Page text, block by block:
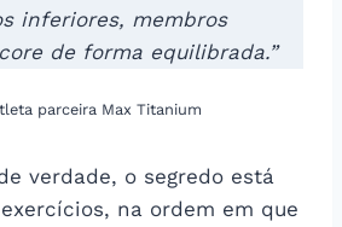
inferiores, membros
de forma equilibrada.”
parceira Max Titanium
verdade, o segredo está
na ordem em que